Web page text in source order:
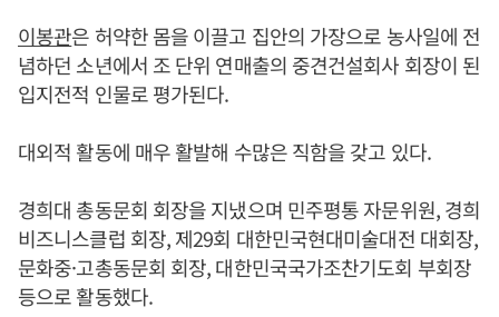
이봉관은 허약한 몸을 이끌고 집안의 가장으로 농사일에 전
념하던 소년에서 조 단위 연매출의 중견건설회사 회장이 된
입지전적 인물로 평가된다.
대외적 활동에 매우 활발해 수많은 직함을 갖고 있다.
경희대 총동문회 회장을 지냈으며 민주평통 자문위원, 경희
비즈니스클럽 회장, 제29회 대한민국현대미술대전 대회장,
문화중·고총동문회 회장, 대한민국국가조찬기도회 부회장
등으로 활동했다.